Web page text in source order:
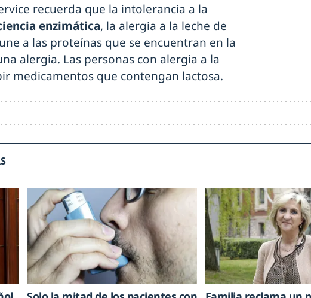
recuerda que la intolerancia a la
enzimática, la alergia a la leche de
a las proteínas que se encuentran en la
alergia. Las personas con alergia a la
medicamentos que contengan lactosa.